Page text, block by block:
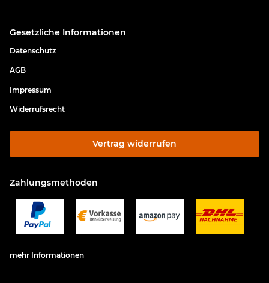
Gesetzliche Informationen
Datenschutz
AGB
Impressum
Widerrufsrecht
Vertrag widerrufen
Zahlungsmethoden
mehr Informationen